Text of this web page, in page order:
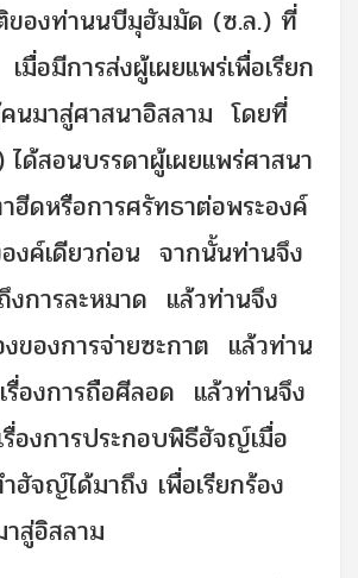
ของท่านนบีมุฮัมมัด (ซ.ล.) ที่
มื่อมีการส่งผู้เผยแพร่เพื่อเรียก
นมาสู่ศาสนาอิสลาม โดยที่
ด้สอนบรรดาผู้เผยแพร่ศาสนา
ฮีดหรือการศรัทธาต่อพระองค์
งค์เดียวก่อน จากนั้นท่านจึง
งการละหมาด แล้วท่านจึง
งของการจ่ายซะกาต แล้วท่าน
รื่องการถือศีลอด แล้วท่านจึง
รื่องการประกอบพิธีฮัจญ์เมื่อ
ฮัจญ์ได้มาถึง เพื่อเรียกร้อง
าสู่อิสลาม